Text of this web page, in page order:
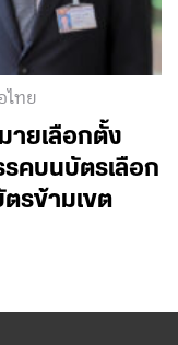
ไทย
ายเลือกตั้ง
คบนบัตรเลือก
รข้ามเขต